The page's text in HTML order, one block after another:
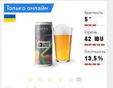
Крепость
5 °
Горечь
42 IBU
Плотность
13.5 %
(0)
Только онлайн